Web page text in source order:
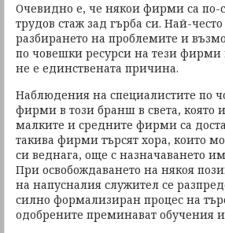
Очевидно е, че някои фирми са по-
трудов стаж зад гърба си. Най-
разбирането на проблемите и
по човешки ресурси на тези
не е единствената причина.
Наблюдения на специалистите по
фирми в този бранш в света, която
малките и средните фирми са
такива фирми търсят хора, които
си веднага, още с назначаването
При освобождаването на някоя
на напусналия служител се
силно формализиран процес на
одобрените преминават обучения